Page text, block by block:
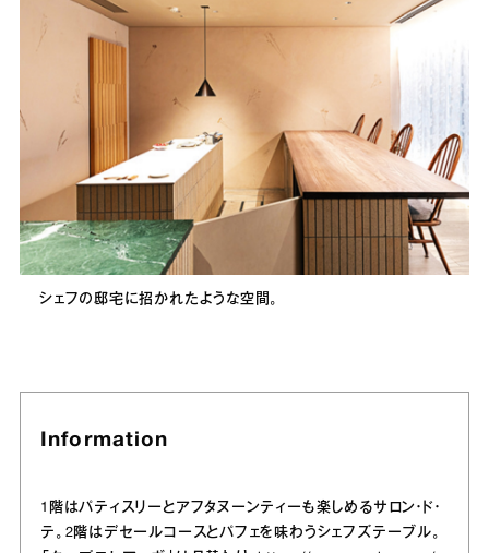
シェフの邸宅に招かれたような空間。
Information
1階はパティスリーとアフタヌーンティーも楽しめるサロン・ド・
テ。2階はデセールコースとパフェを味わうシェフズテーブル。